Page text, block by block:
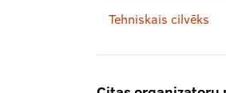
Tehniskais cilvēks